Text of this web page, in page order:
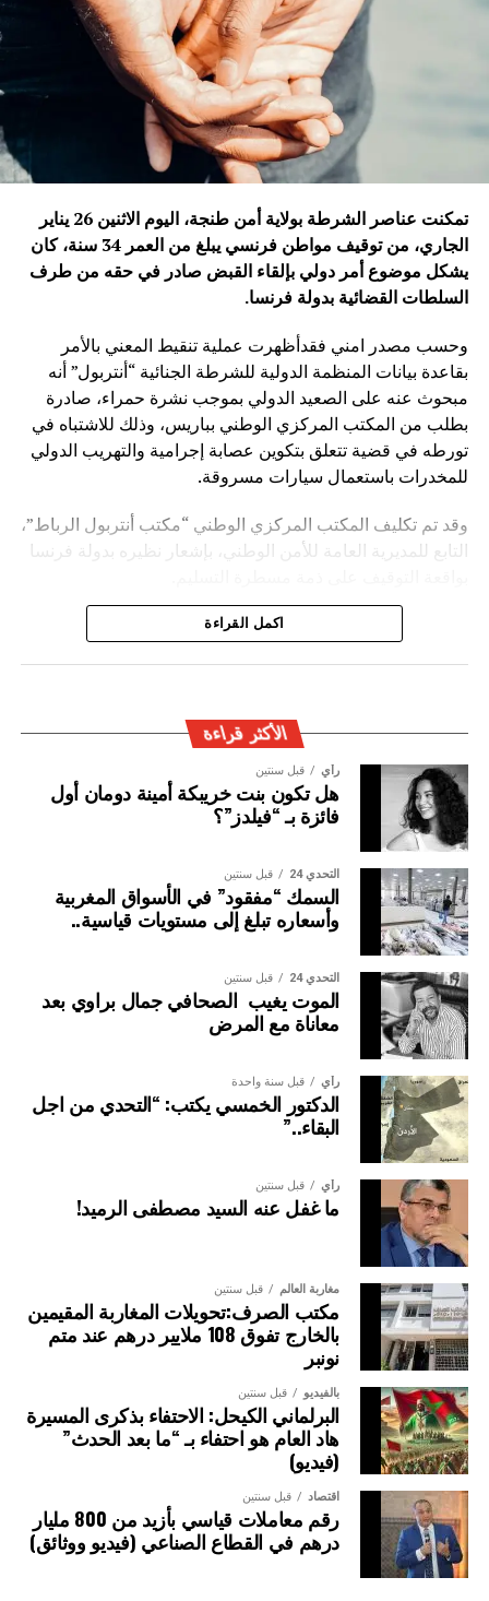
تمكنت عناصر الشرطة بولاية أمن طنجة، اليوم الاثنين 26 يناير
الجاري، من توقيف مواطن فرنسي يبلغ من العمر 34 سنة، كان
يشكل موضوع أمر دولي بإلقاء القبض صادر في حقه من طرف
السلطات القضائية بدولة فرنسا.
وحسب مصدر امني فقدأظهرت عملية تنقيط المعني بالأمر
بقاعدة بيانات المنظمة الدولية للشرطة الجنائية “أنتربول” أنه
مبحوث عنه على الصعيد الدولي بموجب نشرة حمراء، صادرة
بطلب من المكتب المركزي الوطني بباريس، وذلك للاشتباه في
تورطه في قضية تتعلق بتكوين عصابة إجرامية والتهريب الدولي
للمخدرات باستعمال سيارات مسروقة.
وقد تم تكليف المكتب المركزي الوطني “مكتب أنتربول الرباط”،
التابع للمديرية العامة للأمن الوطني، بإشعار نظيره بدولة فرنسا
ويأتي توقيف المشتبه به في سياق التزام المصالح الأمنية
اكمل القراءة
الأكثر قراءة
رأي قبل سنتين
هل تكون بنت خريبكة أمينة دومان أول
فائزة بـ “فيلدز”؟
التحدي 24 قبل سنتين
السمك “مفقود” في الأسواق المغربية
وأسعاره تبلغ إلى مستويات قياسية..
التحدي 24 قبل سنتين
الموت يغيب الصحافي جمال براوي بعد
معاناة مع المرض
رأي قبل سنة واحدة
الدكتور الخمسي يكتب: “التحدي من اجل
البقاء..”
رأي قبل سنتين
ما غفل عنه السيد مصطفى الرميد!
مغاربة العالم قبل سنتين
مكتب الصرف:تحويلات المغاربة المقيمين
بالخارج تفوق 108 ملايير درهم عند متم
نونبر
بالفيديو قبل سنتين
البرلماني الكيحل: الاحتفاء بذكرى المسيرة
هاد العام هو احتفاء بـ “ما بعد الحدث”
(فيديو)
اقتصاد قبل سنتين
رقم معاملات قياسي بأزيد من 800 مليار
درهم في القطاع الصناعي (فيديو ووثائق)